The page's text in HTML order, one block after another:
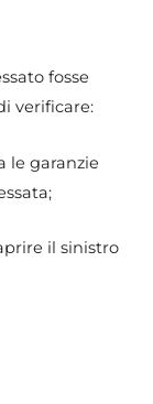
fosse
verificare:
le garanzie
il sinistro